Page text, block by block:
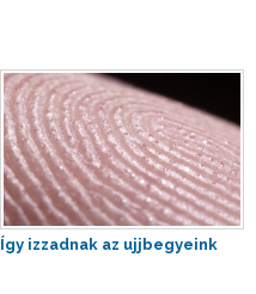
Így izzadnak az ujjbegyeink